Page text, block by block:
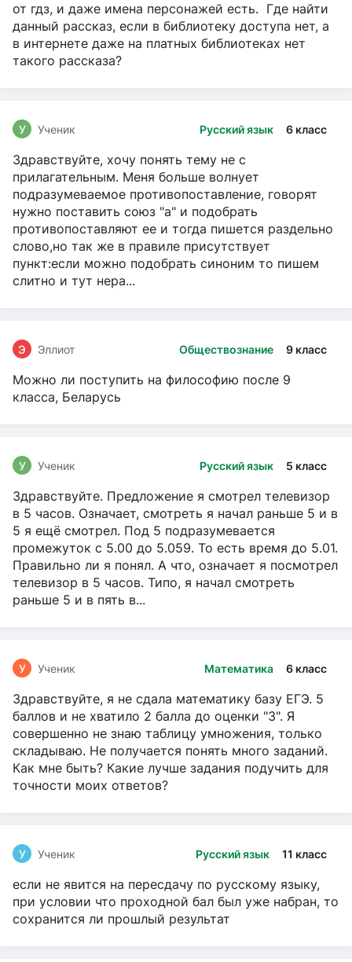
от гдз, и даже имена персонажей есть. Где найти
данный рассказ, если в библиотеку доступа нет, а
в интернете даже на платных библиотеках нет
такого рассказа?
Русский язык 6 класс
У Ученик
Здравствуйте, хочу понять тему не с
прилагательным. Меня больше волнует
подразумеваемое противопоставление, говорят
нужно поставить союз "а" и подобрать
противопоставляют ее и тогда пишется раздельно
слово,но так же в правиле присутствует
пункт:если можно подобрать синоним то пишем
слитно и тут нера...
Обществознание 9 класс
Э Эллиот
Можно ли поступить на философию после 9
класса, Беларусь
Русский язык 5 класс
У Ученик
Здравствуйте. Предложение я смотрел телевизор
в 5 часов. Означает, смотреть я начал раньше 5 и в
5 я ещё смотрел. Под 5 подразумевается
промежуток с 5.00 до 5.059. То есть время до 5.01.
Правильно ли я понял. А что, означает я посмотрел
телевизор в 5 часов. Типо, я начал смотреть
раньше 5 и в пять в...
Математика 6 класс
У Ученик
Здравствуйте, я не сдала математику базу ЕГЭ. 5
баллов и не хватило 2 балла до оценки "3". Я
совершенно не знаю таблицу умножения, только
складываю. Не получается понять много заданий.
Как мне быть? Какие лучше задания подучить для
точности моих ответов?
Русский язык 11 класс
У Ученик
если не явится на пересдачу по русскому языку,
при условии что проходной бал был уже набран, то
сохранится ли прошлый результат